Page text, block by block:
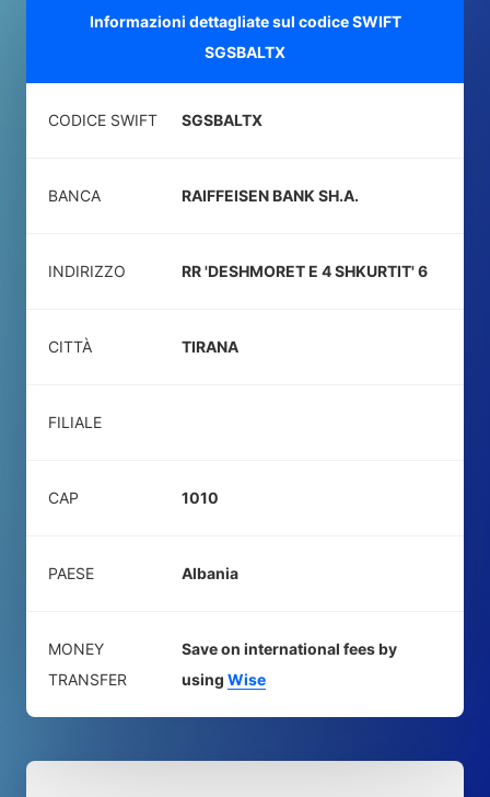
Informazioni dettagliate sul codice SWIFT
SGSBALTX
CODICE SWIFT SGSBALTX
BANCA RAIFFEISEN BANK SH.A.
INDIRIZZO RR 'DESHMORET E 4 SHKURTIT' 6
CITTÀ TIRANA
FILIALE
CAP 1010
PAESE Albania
MONEY
TRANSFER
Save on international fees by
using Wise